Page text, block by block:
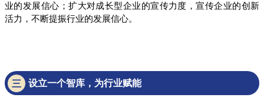
业的发展信心；扩大对成长型企业的宣传力度，宣传企业的创新
活力，不断提振行业的发展信心。
三 设立一个智库，为行业赋能